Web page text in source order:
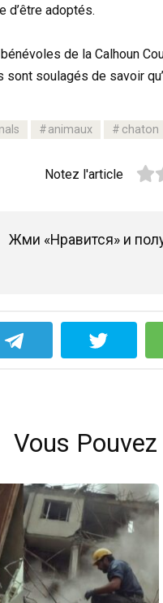
d’être adoptés.
de la Calhoun
sont soulagés de savoir
animaux chaton
Notez l'article
Жми «Нравится» и
Vous